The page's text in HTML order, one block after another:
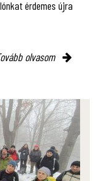
érdemes újra
olvasom